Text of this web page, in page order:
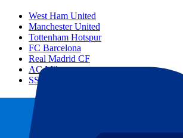
West Ham United
Manchester United
Tottenham Hotspur
FC Barcelona
Real Madrid CF
AC Milan
SSC Napoli
Populaire events
GP Zandvoort